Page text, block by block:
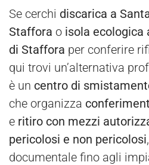
Se cerchi discarica a
Staffora o isola ecologica
di Staffora per conferire
qui trovi un’alternativa
è un centro di
che organizza
e ritiro con mezzi
pericolosi e non pericolosi
documentale fino agli